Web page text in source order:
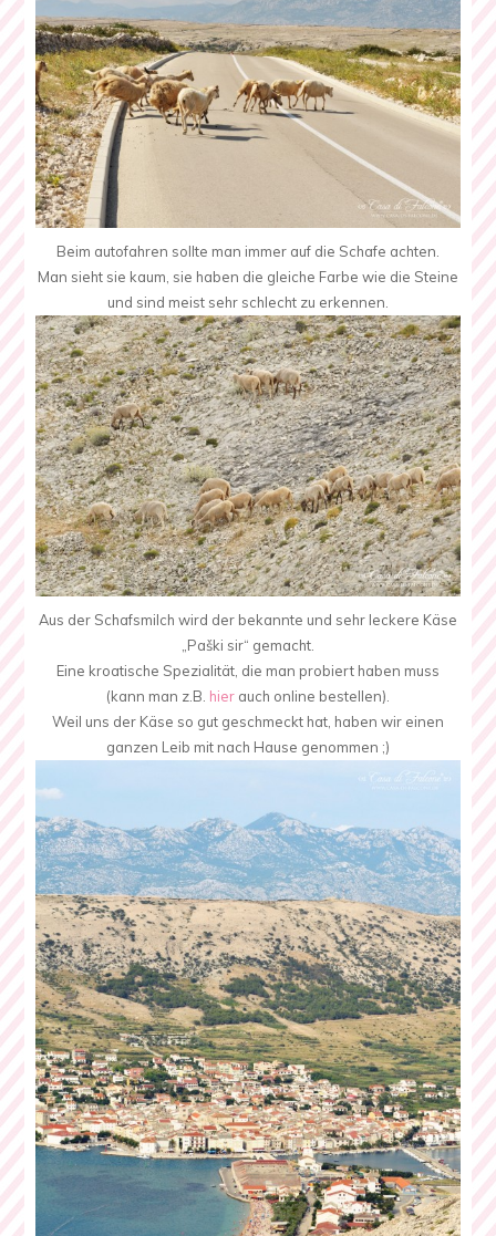
Beim autofahren sollte man immer auf die Schafe achten.
Man sieht sie kaum, sie haben die gleiche Farbe wie die Steine
und sind meist sehr schlecht zu erkennen.
Aus der Schafsmilch wird der bekannte und sehr leckere Käse
„Paški sir“ gemacht.
Eine kroatische Spezialität, die man probiert haben muss
(kann man z.B. hier auch online bestellen).
Weil uns der Käse so gut geschmeckt hat, haben wir einen
ganzen Leib mit nach Hause genommen ;)